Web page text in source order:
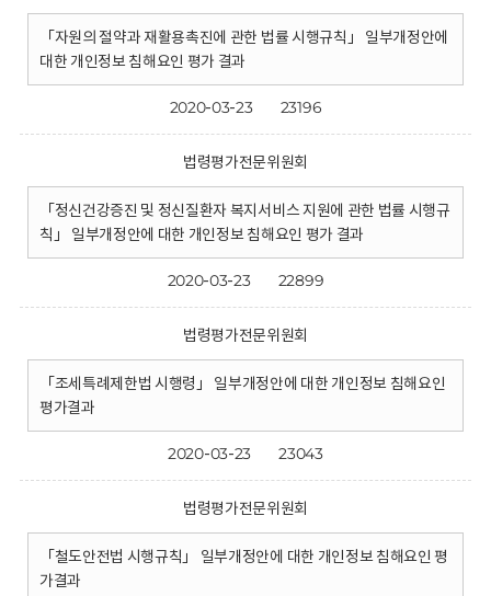
「자원의 절약과 재활용촉진에 관한 법률 시행규칙」 일부개정안에
대한 개인정보 침해요인 평가 결과
2020-03-23 23196
법령평가전문위원회
「정신건강증진 및 정신질환자 복지서비스 지원에 관한 법률 시행규
칙」 일부개정안에 대한 개인정보 침해요인 평가 결과
2020-03-23 22899
법령평가전문위원회
「조세특례제한법 시행령」 일부개정안에 대한 개인정보 침해요인
평가결과
2020-03-23 23043
법령평가전문위원회
「철도안전법 시행규칙」 일부개정안에 대한 개인정보 침해요인 평
가결과